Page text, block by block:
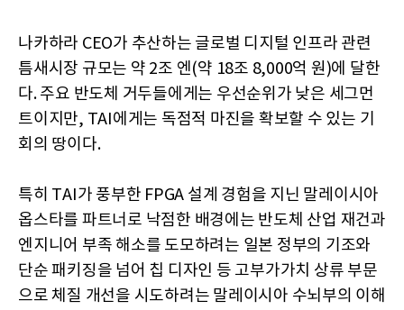
나카하라 CEO가 추산하는 글로벌 디지털 인프라 관련
틈새시장 규모는 약 2조 엔(약 18조 8,000억 원)에 달한
다. 주요 반도체 거두들에게는 우선순위가 낮은 세그먼
트이지만, TAI에게는 독점적 마진을 확보할 수 있는 기
회의 땅이다.
특히 TAI가 풍부한 FPGA 설계 경험을 지닌 말레이시아
옵스타를 파트너로 낙점한 배경에는 반도체 산업 재건과
엔지니어 부족 해소를 도모하려는 일본 정부의 기조와
단순 패키징을 넘어 칩 디자인 등 고부가가치 상류 부문
으로 체질 개선을 시도하려는 말레이시아 수뇌부의 이해